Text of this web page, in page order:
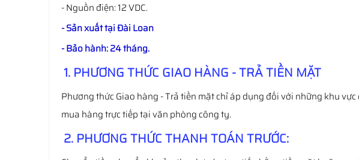
- Nguồn điện: 12 VDC.
- Sản xuất tại Đài Loan
- Bảo hành: 24 tháng.
1. PHƯƠNG THỨC GIAO HÀNG - TRẢ TIỀN MẶT
Phương thức Giao hàng - Trả tiền mặt chỉ áp dụng đối với những khu
mua hàng trực tiếp tại văn phòng công ty.
2. PHƯƠNG THỨC THANH TOÁN TRƯỚC: